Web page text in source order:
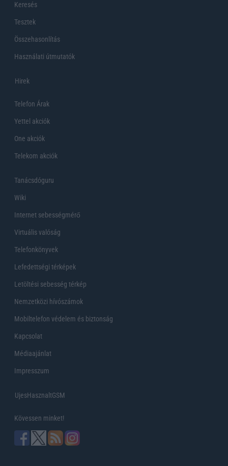
Keresés
Tesztek
Összehasonlítás
Használati útmutatók
Hirek
Telefon Árak
Yettel akciók
One akciók
Telekom akciók
Tanácsdóguru
Wiki
Internet sebességmérő
Virtuális valóság
Telefonkönyvek
Lefedettségi térképek
Letöltési sebesség térkép
Nemzetközi hívószámok
Mobiltelefon védelem és biztonság
Kapcsolat
Médiaajánlat
Impresszum
UjesHasznaltGSM
Kövessen minket!